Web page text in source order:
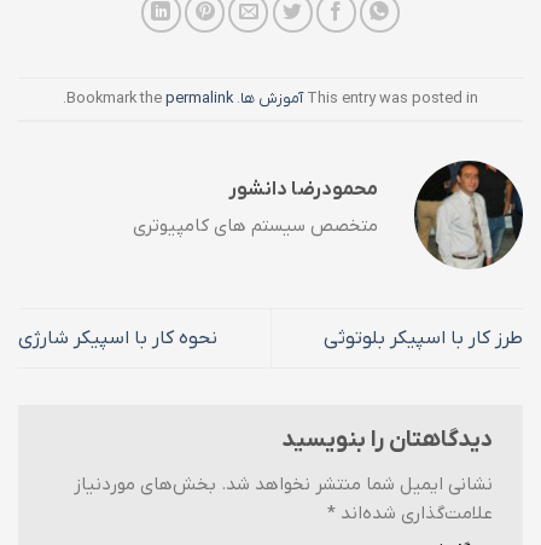
This entry was posted in آموزش ها. Bookmark the
permalink
.
محمودرضا دانشور
متخصص سیستم های کامپیوتری
طرز کار با اسپیکر بلوتوثی نحوه کار با اسپیکر شارژی
دیدگاهتان را بنویسید
نشانی ایمیل شما منتشر نخواهد شد. بخش‌های موردنیاز
علامت‌گذاری شده‌اند *